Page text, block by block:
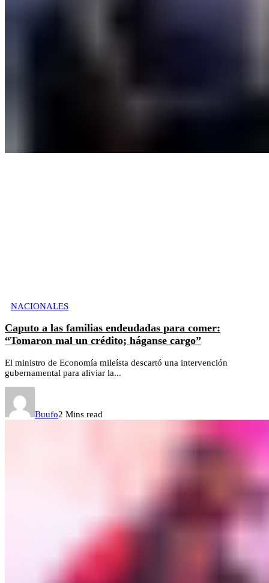
NACIONALES
Caputo a las familias endeudadas para comer:
“Tomaron mal un crédito; háganse cargo”
El ministro de Economía mileísta descartó una intervención
gubernamental para aliviar la...
Buufo2 Mins read